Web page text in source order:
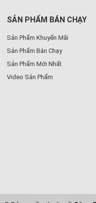
SẢN PHẨM BÁN CHẠY
Sản Phẩm Khuyến Mãi
Sản Phẩm Bán Chạy
Sản Phẩm Mới Nhất
Video Sản Phẩm